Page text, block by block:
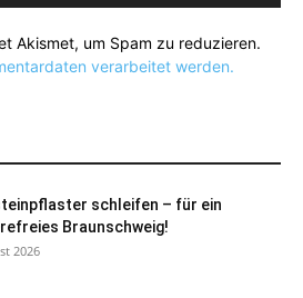
Akismet, um Spam zu reduzieren.
verarbeitet werden.
schleifen – für ein
Braunschweig!
2026